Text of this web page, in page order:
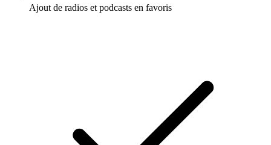
Ajout de radios et podcasts en favoris